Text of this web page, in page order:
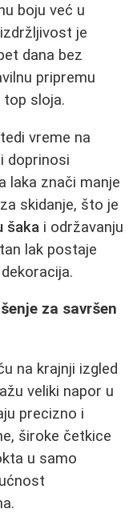
boju već u
je
dana bez
pripremu
sloja.
vreme na
doprinosi
laka znači manje
skidanje, što je
šaka i održavanju
lak postaje
za savršen
na krajnji izgled
veliki napor u
precizno i
široke četkice
u samo